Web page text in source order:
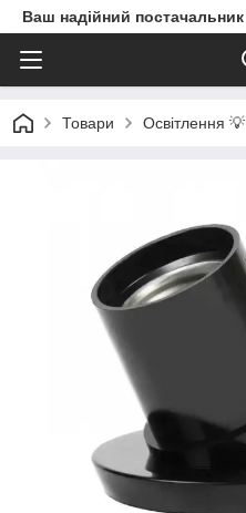
Ваш надійний постачальник
Товари Освітлення 💡